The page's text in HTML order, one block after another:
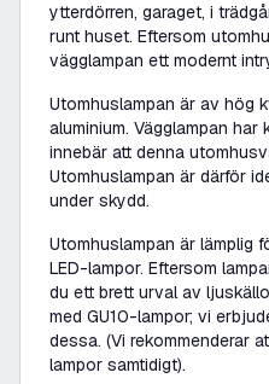
ytterdörren, garaget, i
runt huset. Eftersom
vägglampan ett modernt
Utomhuslampan är av hög
aluminium. Vägglampan
innebär att denna
Utomhuslampan är därför
under skydd.
Utomhuslampan är lämplig
LED-lampor. Eftersom
du ett brett urval av
med GU10-lampor; vi
dessa. (Vi rekommenderar
lampor samtidigt).